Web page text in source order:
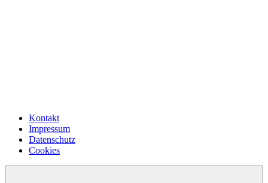
Kontakt
Impressum
Datenschutz
Cookies